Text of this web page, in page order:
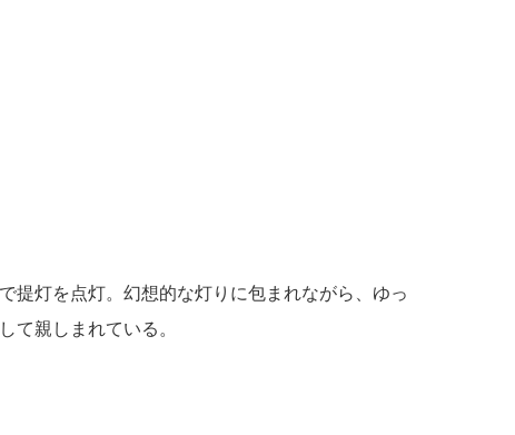
提灯を点灯。幻想的な灯りに包まれながら、ゆっ
親しまれている。